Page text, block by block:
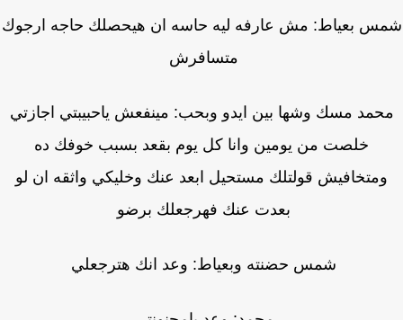
بعياط: مش عارفه ليه حاسه ان هيحصلك حاجه ارجوك
متسافرش
مسك وشها بين ايدو وبحب: مينفعش ياحبيبتي اجازتي
خلصت من يومين وانا كل يوم بقعد بسبب خوفك ده
ومتخافيش قولتلك مستحيل ابعد عنك وخليكي واثقه ان لو
بعدت عنك فهرجعلك برضو
شمس حضنته وبعياط: وعد انك هترجعلي